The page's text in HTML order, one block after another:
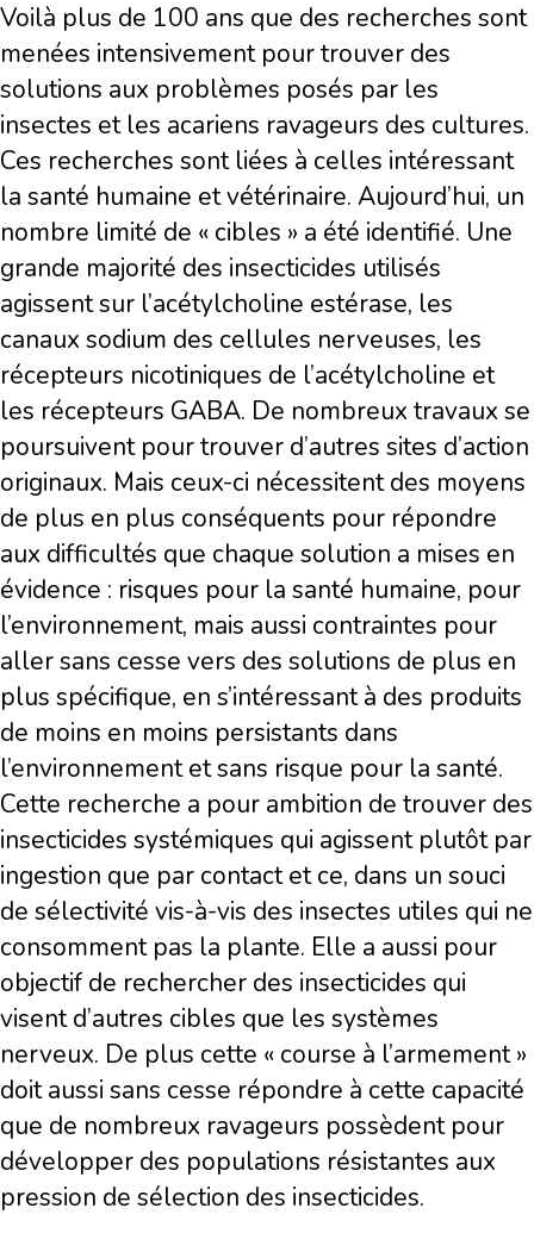
Voilà plus de 100 ans que des recherches sont
menées intensivement pour trouver des
solutions aux problèmes posés par les
insectes et les acariens ravageurs des cultures.
Ces recherches sont liées à celles intéressant
la santé humaine et vétérinaire. Aujourd’hui, un
nombre limité de « cibles » a été identifié. Une
grande majorité des insecticides utilisés
agissent sur l’acétylcholine estérase, les
canaux sodium des cellules nerveuses, les
récepteurs nicotiniques de l’acétylcholine et
les récepteurs GABA. De nombreux travaux se
poursuivent pour trouver d’autres sites d’action
originaux. Mais ceux-ci nécessitent des moyens
de plus en plus conséquents pour répondre
aux difficultés que chaque solution a mises en
évidence : risques pour la santé humaine, pour
l’environnement, mais aussi contraintes pour
aller sans cesse vers des solutions de plus en
plus spécifique, en s’intéressant à des produits
de moins en moins persistants dans
l’environnement et sans risque pour la santé.
Cette recherche a pour ambition de trouver des
insecticides systémiques qui agissent plutôt par
ingestion que par contact et ce, dans un souci
de sélectivité vis-à-vis des insectes utiles qui ne
consomment pas la plante. Elle a aussi pour
objectif de rechercher des insecticides qui
visent d’autres cibles que les systèmes
nerveux. De plus cette « course à l’armement »
doit aussi sans cesse répondre à cette capacité
que de nombreux ravageurs possèdent pour
développer des populations résistantes aux
pression de sélection des insecticides.